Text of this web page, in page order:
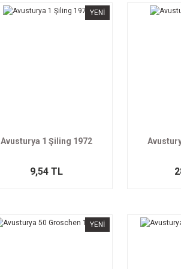
YENİ
Avusturya 1 Şiling 1972
9,54 TL
YENİ